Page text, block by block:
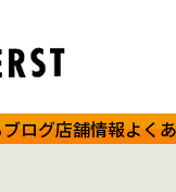
ブログ店舗情報よく